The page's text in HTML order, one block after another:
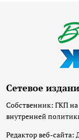
Сетевое
Собственник: ГКП
внутренней
Редактор веб-